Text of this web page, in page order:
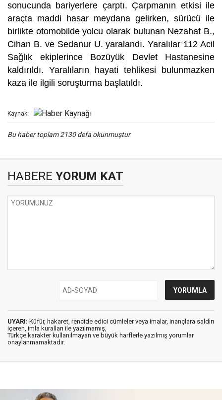
sonucunda bariyerlere çarptı. Çarpmanın etkisi ile
araçta maddi hasar meydana gelirken, sürücü ile
birlikte otomobilde yolcu olarak bulunan Nezahat B.,
Cihan B. ve Sedanur U. yaralandı. Yaralılar 112 Acil
Sağlık ekiplerince Bozüyük Devlet Hastanesine
kaldırıldı. Yaralıların hayati tehlikesi bulunmazken
kaza ile ilgili soruşturma başlatıldı.
Kaynak:
Bu haber toplam 2130 defa okunmuştur
HABERE YORUM KAT
UYARI: Küfür, hakaret, rencide edici cümleler veya imalar, inançlara saldırı
içeren, imla kuralları ile yazılmamış,
Türkçe karakter kullanılmayan ve büyük harflerle yazılmış yorumlar
onaylanmamaktadır.